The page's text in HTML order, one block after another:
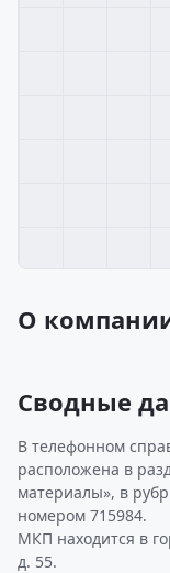
О
Сводные
В телефонном
расположена в
материалы», в
номером 715984.
МКП находится в
д. 55.